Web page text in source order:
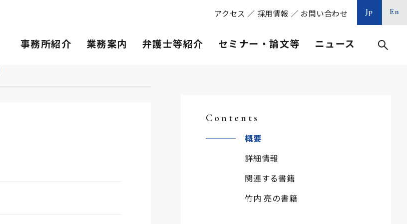
アクセス ／ 採用情報 ／ お問い合わせ Jp En
事務所紹介 業務案内 弁護士等紹介 セミナー・論文等 ニュース
Contents
概要
詳細情報
関連する書籍
竹内 亮の書籍